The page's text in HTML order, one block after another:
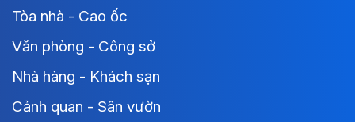
Tòa nhà - Cao ốc
Văn phòng - Công sở
Nhà hàng - Khách sạn
Cảnh quan - Sân vườn